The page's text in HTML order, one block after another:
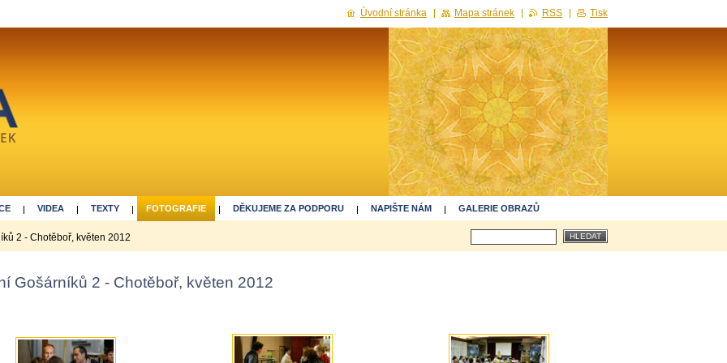
VIDEA TEXTY FOTOGRAFIE DĚKUJEME ZA PODPORU NAPIŠTE NÁM GALERIE OBRAZŮ
2 - Chotěboř, květen 2012
Gošárníků 2 - Chotěboř, květen 2012
Úvodní stránka Mapa stránek RSS Tisk